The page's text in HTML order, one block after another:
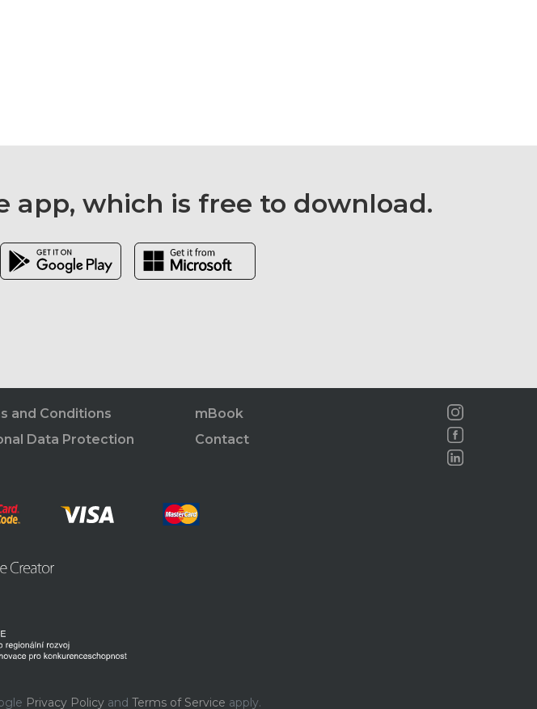
app, which is free to download.
and Conditions
Data Protection
mBook
Contact
Privacy Policyand Terms of Service apply.